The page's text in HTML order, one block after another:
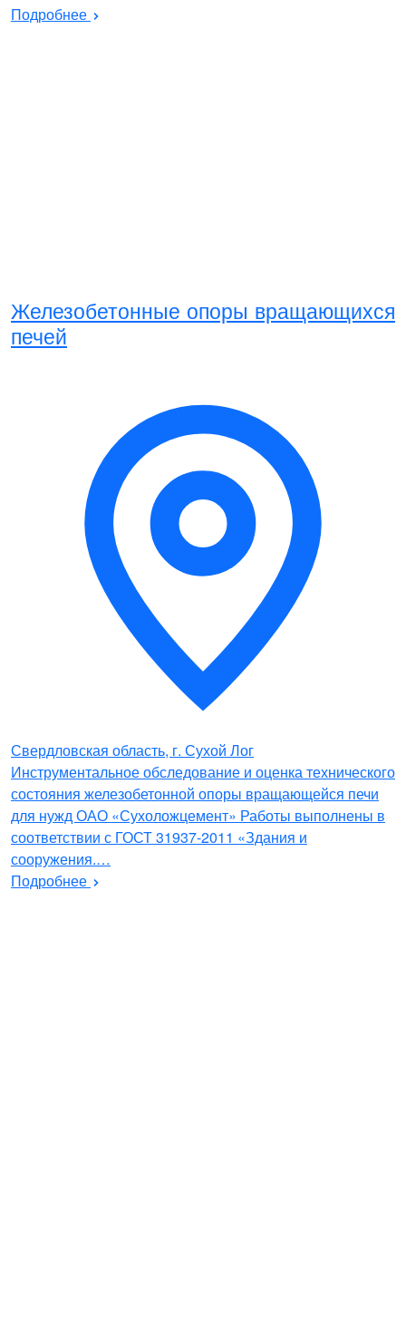
Подробнее
Железобетонные опоры вращающихся
печей
Свердловская область, г. Сухой Лог
Инструментальное обследование и оценка технического
состояния железобетонной опоры вращающейся печи
для нужд ОАО «Сухоложцемент» Работы выполнены в
соответствии с ГОСТ 31937-2011 «Здания и
сооружения.…
Подробнее